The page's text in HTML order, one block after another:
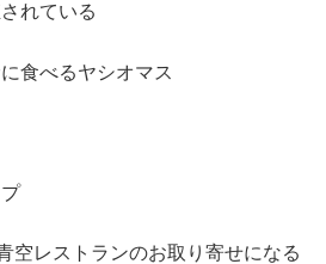
れている
食べるヤシオマス
空レストランのお取り寄せになる